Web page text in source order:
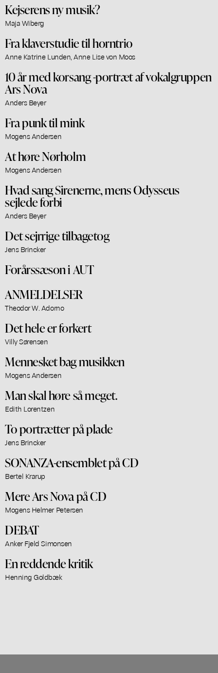
Kejserens ny musik?
Maja Wiberg
Fra klaverstudie til horntrio
Anne Katrine Lunden, Anne Lise von Moos
10 år med korsang -portræt af vokalgruppen
Ars Nova
Anders Beyer
Fra punk til mink
Mogens Andersen
At høre Nørholm
Mogens Andersen
Hvad sang Sirenerne, mens Odysseus
sejlede forbi
Anders Beyer
Det sejrrige tilbagetog
Jens Brincker
Forårssæson i AUT
ANMELDELSER
Theodor W. Adorno
Det hele er forkert
Villy Sørensen
Mennesket bag musikken
Mogens Andersen
Man skal høre så meget.
Edith Lorentzen
To portrætter på plade
Jens Brincker
SONANZA-ensemblet på CD
Bertel Krarup
Mere Ars Nova på CD
Mogens Helmer Petersen
DEBAT
Anker Fjeld Simonsen
En reddende kritik
Henning Goldbæk